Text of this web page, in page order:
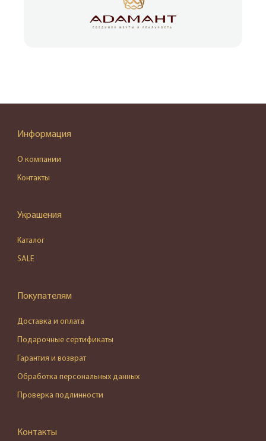
Информация
О компании
Контакты
Украшения
Каталог
SALE
Покупателям
Доставка и оплата
Подарочные сертификаты
Гарантия и возврат
Обработка персональных данных
Проверка подлинности
Контакты